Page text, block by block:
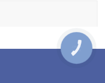
КНОПКА
ЗВ'ЯЗКУ